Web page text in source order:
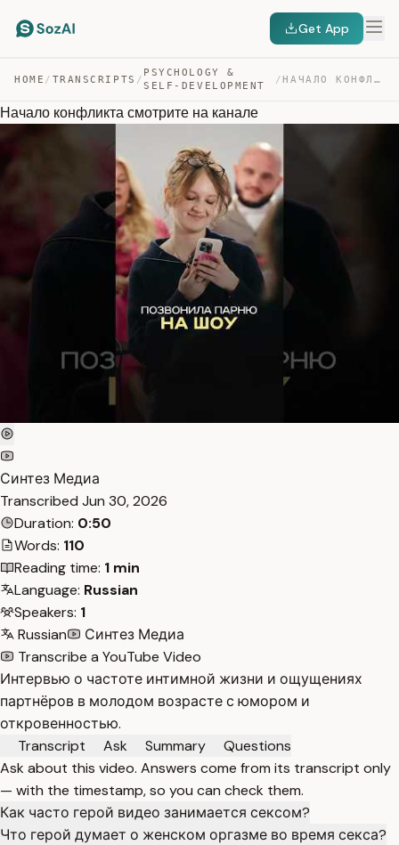
Get App
HOME / TRANSCRIPTS /
PSYCHOLOGY &
SELF-DEVELOPMENT
/ НАЧАЛО КОНФЛИКТА СМОТРИТЕ НА КАНАЛЕ — TRANSCRIPT
Начало конфликта смотрите на канале
Синтез Медиа
Transcribed Jun 30, 2026
Duration: 0:50
Words: 110
Reading time: 1 min
Language: Russian
Speakers: 1
Russian
Синтез Медиа
Transcribe a YouTube Video
Интервью о частоте интимной жизни и ощущениях
партнёров в молодом возрасте с юмором и
откровенностью.
Transcript
Ask Summary
Questions
Ask about this video. Answers come from its transcript only
— with the timestamp, so you can check them.
Как часто герой видео занимается сексом?
Что герой думает о женском оргазме во время секса?